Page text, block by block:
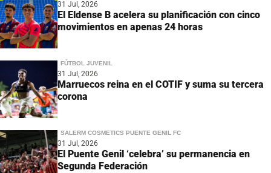
31 Jul, 2026
El Eldense B acelera su planificación con cinco
movimientos en apenas 24 horas
FÚTBOL JUVENIL
31 Jul, 2026
Marruecos reina en el COTIF y suma su tercera
corona
SALERM COSMETICS PUENTE GENIL FC
31 Jul, 2026
El Puente Genil ‘celebra’ su permanencia en
Segunda Federación